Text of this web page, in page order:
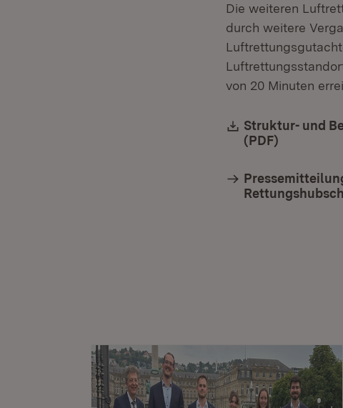
Die weiteren
durch weitere
von 20 Minuten
Download:
Struktur- und
(PDF)